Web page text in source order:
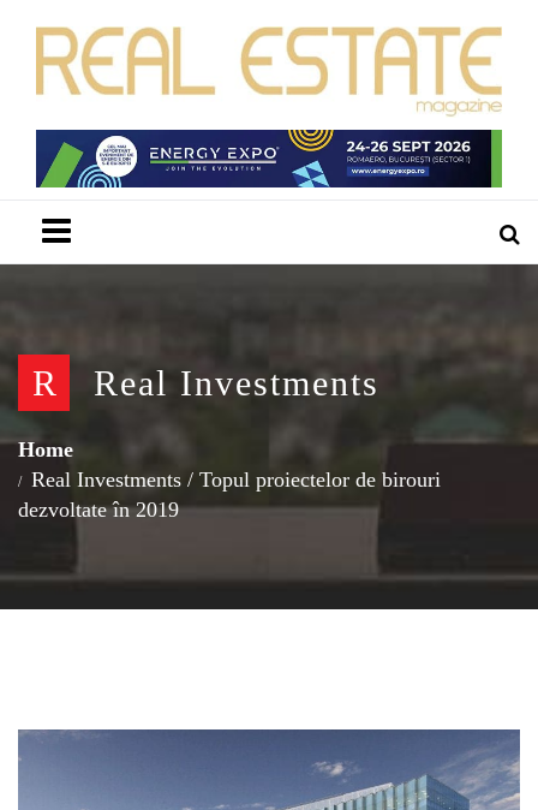
R Real Investments
Home
Real Investments / Topul proiectelor de birouri
dezvoltate în 2019